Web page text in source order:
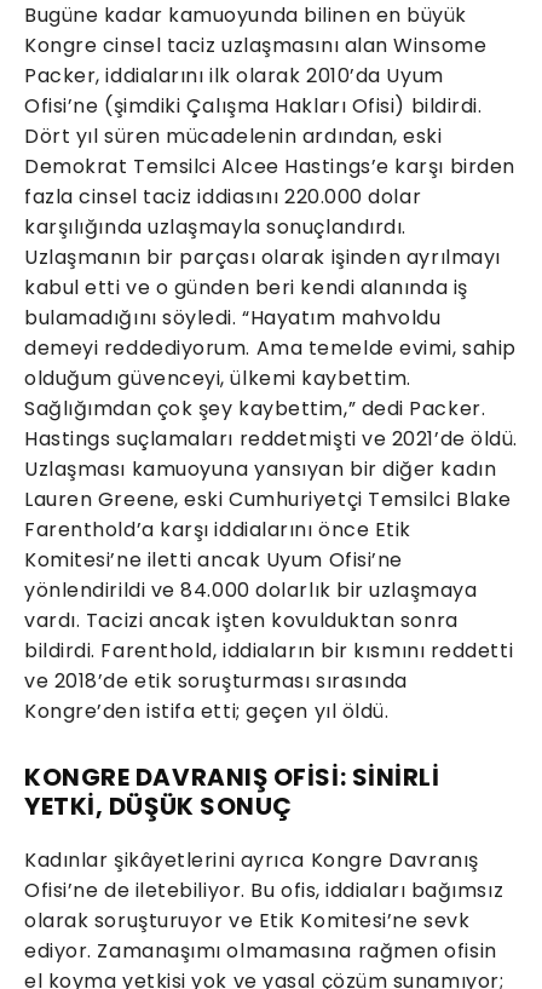
Bugüne kadar kamuoyunda bilinen en büyük
Kongre cinsel taciz uzlaşmasını alan Winsome
Packer, iddialarını ilk olarak 2010’da Uyum
Ofisi’ne (şimdiki Çalışma Hakları Ofisi) bildirdi.
Dört yıl süren mücadelenin ardından, eski
Demokrat Temsilci Alcee Hastings’e karşı birden
fazla cinsel taciz iddiasını 220.000 dolar
karşılığında uzlaşmayla sonuçlandırdı.
Uzlaşmanın bir parçası olarak işinden ayrılmayı
kabul etti ve o günden beri kendi alanında iş
bulamadığını söyledi. “Hayatım mahvoldu
demeyi reddediyorum. Ama temelde evimi, sahip
olduğum güvenceyi, ülkemi kaybettim.
Sağlığımdan çok şey kaybettim,” dedi Packer.
Hastings suçlamaları reddetmişti ve 2021’de öldü.
Uzlaşması kamuoyuna yansıyan bir diğer kadın
Lauren Greene, eski Cumhuriyetçi Temsilci Blake
Farenthold’a karşı iddialarını önce Etik
Komitesi’ne iletti ancak Uyum Ofisi’ne
yönlendirildi ve 84.000 dolarlık bir uzlaşmaya
vardı. Tacizi ancak işten kovulduktan sonra
bildirdi. Farenthold, iddiaların bir kısmını reddetti
ve 2018’de etik soruşturması sırasında
Kongre’den istifa etti; geçen yıl öldü.
KONGRE DAVRANIŞ OFİSİ: SİNİRLİ
YETKİ, DÜŞÜK SONUÇ
Kadınlar şikâyetlerini ayrıca Kongre Davranış
Ofisi’ne de iletebiliyor. Bu ofis, iddiaları bağımsız
olarak soruşturuyor ve Etik Komitesi’ne sevk
ediyor. Zamanaşımı olmamasına rağmen ofisin
el koyma yetkisi yok ve yasal çözüm sunamıyor;